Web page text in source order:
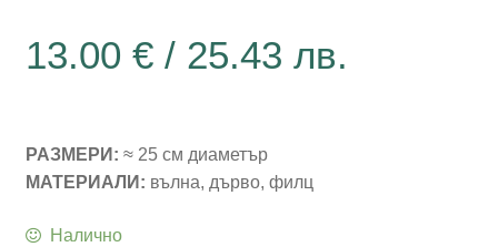
13.00 €/ 25.43 лв.
РАЗМЕРИ: ≈ 25 см диаметър
МАТЕРИАЛИ: вълна, дърво, филц
Налично